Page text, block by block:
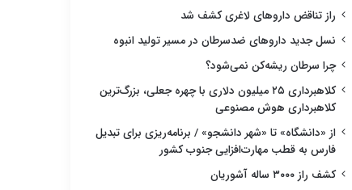
راز تناقض داروهای لاغری کشف شد
نسل جدید داروهای ضدسرطان در مسیر تولید انبوه
چرا سرطان ریشه‌کن نمی‌شود؟
کلاهبرداری ۲۵ میلیون دلاری با چهره جعلی، بزرگ‌ترین
کلاهبرداری هوش مصنوعی
از «دانشگاه» تا «شهر دانشجو» / برنامه‌ریزی برای تبدیل
فارس به قطب مهارت‌افزایی جنوب کشور
کشف راز ۳۰۰۰ ساله آشوریان